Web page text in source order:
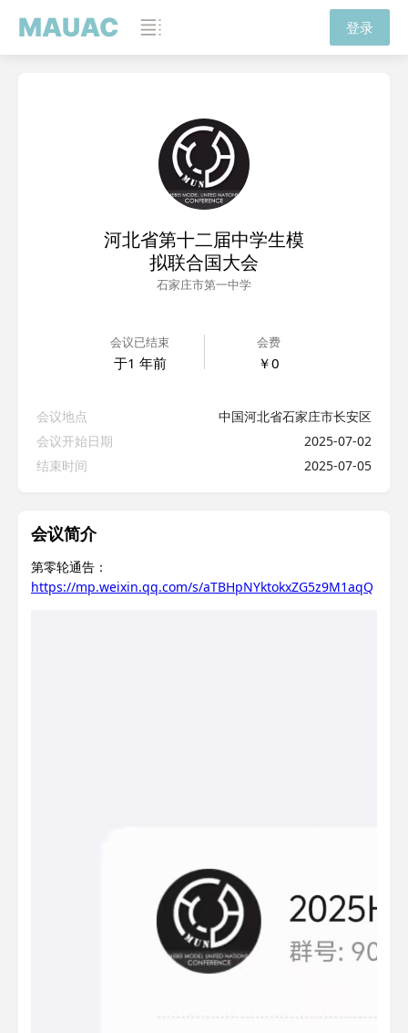
MAUAC 登录
河北省第十二届中学生模
拟联合国大会
石家庄市第一中学
会议已结束
于1 年前
会费
￥0
会议地点
中国河北省石家庄市长安区
会议开始日期
2025-07-02
结束时间
2025-07-05
会议简介
第零轮通告：
https://mp.weixin.qq.com/s/aTBHpNYktokxZG5z9M1aqQ